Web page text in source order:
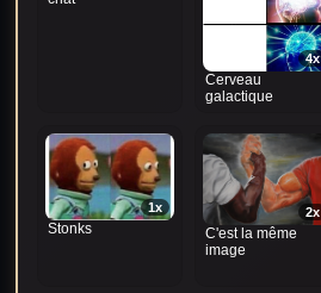
4x
Cerveau
galactique
1x
Stonks
2x
C'est la même
image